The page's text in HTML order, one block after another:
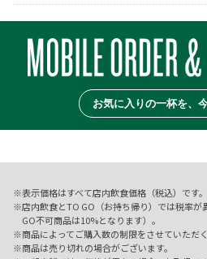
お気に入りの一杯を、
表示価格はすべて店内飲食価格（税込）です。
店内飲食とTO GO（お持ち帰り）では税率
GO不可商品は10%となります）。
商品によってご購入数の制限をさせていただ
商品は売り切れの場合がございます。